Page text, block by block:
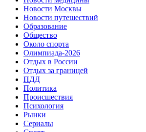
Новости Москвы
Новости путешествий
Образование
Общество
Около спорта
Олимпиада-2026
Отдых в России
Отдых за границей
ПДД
Политика
Происшествия
Психология
Рынки
Сериалы